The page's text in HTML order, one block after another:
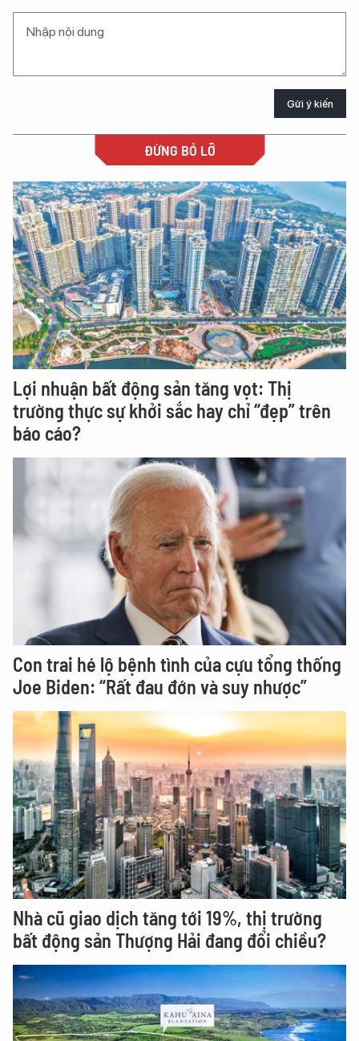
Gửi ý kiến
ĐỪNG BỎ LỠ
Lợi nhuận bất động sản tăng vọt: Thị
trường thực sự khởi sắc hay chỉ “đẹp” trên
báo cáo?
Con trai hé lộ bệnh tình của cựu tổng thống
Joe Biden: “Rất đau đớn và suy nhược”
Nhà cũ giao dịch tăng tới 19%, thị trường
bất động sản Thượng Hải đang đổi chiều?